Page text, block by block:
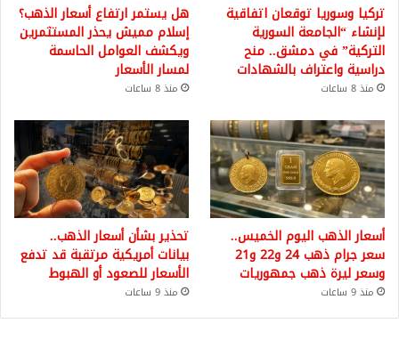
تركيا وسوريا توقعان اتفاقية
لإنشاء “الجامعة السورية
التركية” في دمشق.. منح
دراسية واعتراف بالشهادات
منذ 8 ساعات
هل يستمر ارتفاع أسعار الذهب؟
إسلام مميش يحذر المستثمرين
ويكشف العوامل الحاسمة
لمسار الأسعار
منذ 8 ساعات
أسعار الذهب اليوم الخميس..
سعر جرام ذهب 24 و22 و21
وسعر ليرة ذهب جمهوريات
منذ 9 ساعات
تحذير بشأن أسعار الذهب..
بيانات أمريكية مرتقبة قد تدفع
الأسعار للصعود أو الهبوط
منذ 9 ساعات